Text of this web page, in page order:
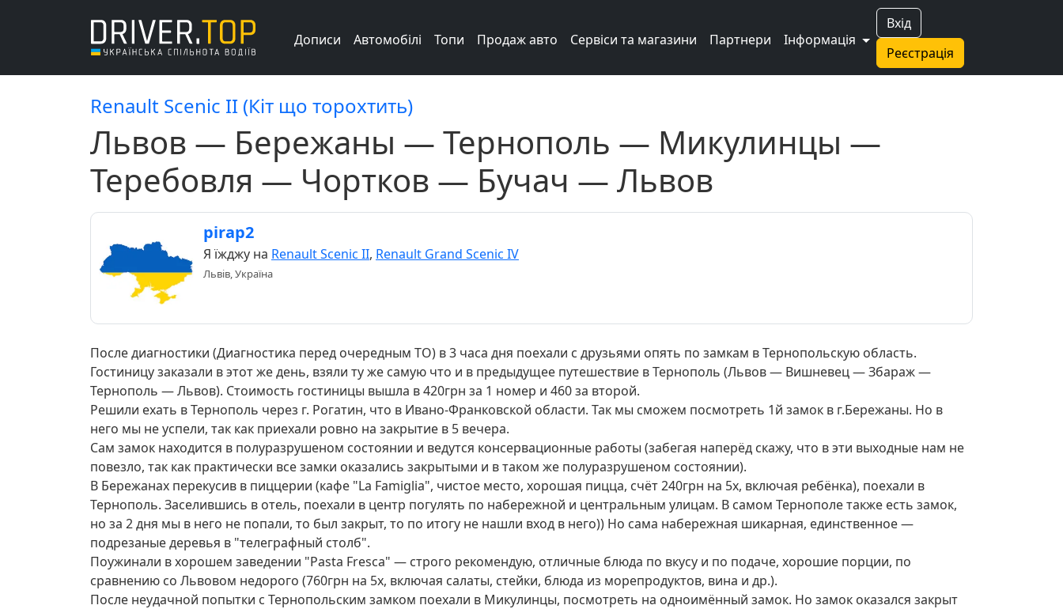
Вхід
Реєстрація
Дописи Автомобілі Топи Продаж авто Сервіси та магазини Партнери Інформація
Renault Scenic II (Кіт що торохтить)
Львов — Бережаны — Тернополь — Микулинцы —
Теребовля — Чортков — Бучач — Львов
pirap2
Я їжджу на Renault Scenic II, Renault Grand Scenic IV
Львів, Україна
После диагностики (Диагностика перед очередным ТО) в 3 часа дня поехали с друзьями опять по замкам в Тернопольскую область.
Гостиницу заказали в этот же день, взяли ту же самую что и в предыдущее путешествие в Тернополь (Львов — Вишневец — Збараж —
Тернополь — Львов). Стоимость гостиницы вышла в 420грн за 1 номер и 460 за второй.
Решили ехать в Тернополь через г. Рогатин, что в Ивано-Франковской области. Так мы сможем посмотреть 1й замок в г.Бережаны. Но в
него мы не успели, так как приехали ровно на закрытие в 5 вечера.
Сам замок находится в полуразрушеном состоянии и ведутся консервационные работы (забегая наперёд скажу, что в эти выходные нам не
повезло, так как практически все замки оказались закрытыми и в таком же полуразрушеном состоянии).
В Бережанах перекусив в пиццерии (кафе "La Famiglia", чистое место, хорошая пицца, счёт 240грн на 5х, включая ребёнка), поехали в
Тернополь. Заселившись в отель, поехали в центр погулять по набережной и центральным улицам. В самом Тернополе также есть замок,
но за 2 дня мы в него не попали, то был закрыт, то по итогу не нашли вход в него)) Но сама набережная шикарная, единственное —
подрезаные деревья в "телеграфный столб".
Поужинали в хорошем заведении "Pasta Fresca" — строго рекомендую, отличные блюда по вкусу и по подаче, хорошие порции, по
сравнению со Львовом недорого (760грн на 5х, включая салаты, стейки, блюда из морепродуктов, вина и др.).
После неудачной попытки с Тернопольским замком поехали в Микулинцы, посмотреть на одноимённый замок. Но замок оказался закрыт